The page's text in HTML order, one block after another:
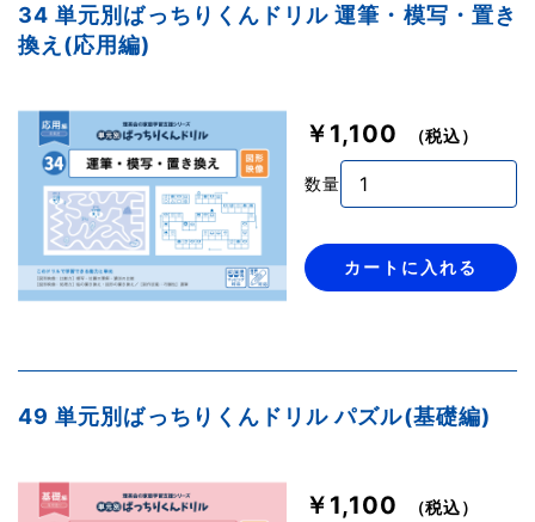
34 単元別ばっちりくんドリル 運筆・模写・置き
換え(応用編)
￥1,100 （税込）
数量
カートに入れる
49 単元別ばっちりくんドリル パズル(基礎編)
￥1,100 （税込）